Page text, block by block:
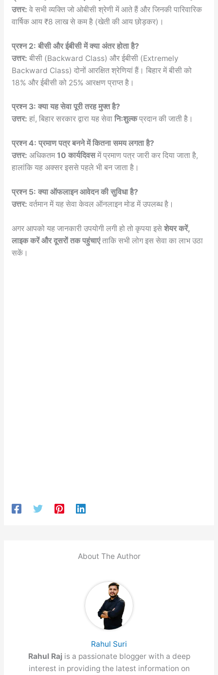
उत्तर: वे सभी व्यक्ति जो ओबीसी श्रेणी में आते हैं और जिनकी पारिवारिक
वार्षिक आय ₹8 लाख से कम है (खेती की आय छोड़कर)।
प्रश्न 2: बीसी और ईबीसी में क्या अंतर होता है?
उत्तर: बीसी (Backward Class) और ईबीसी (Extremely
Backward Class) दोनों आरक्षित श्रेणियां हैं। बिहार में बीसी को
18% और ईबीसी को 25% आरक्षण प्राप्त है।
प्रश्न 3: क्या यह सेवा पूरी तरह मुफ्त है?
उत्तर: हां, बिहार सरकार द्वारा यह सेवा निःशुल्कप्रदान की जाती है।
प्रश्न 4: प्रमाण पत्र बनने में कितना समय लगता है?
उत्तर: अधिकतम10 कार्यदिवसमें प्रमाण पत्र जारी कर दिया जाता है,
हालांकि यह अक्सर इससे पहले भी बन जाता है।
प्रश्न 5: क्या ऑफलाइन आवेदन की सुविधा है?
उत्तर: वर्तमान में यह सेवा केवल ऑनलाइन मोड में उपलब्ध है।
अगर आपको यह जानकारी उपयोगी लगी हो तो कृपया इसे शेयर करें,
लाइक करें और दूसरों तक पहुंचाएंताकि सभी लोग इस सेवा का लाभ उठा
सकें।
About The Author
Rahul Suri
Rahul Raj is a passionate blogger with a deep
interest in providing the latest information on